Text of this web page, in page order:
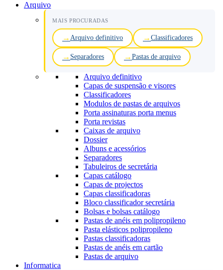
Arquivo
MAIS PROCURADAS
Arquivo definitivo Classificadores
Separadores Pastas de arquivo
Arquivo definitivo
Capas de suspensão e visores
Classificadores
Modulos de pastas de arquivos
Porta assinaturas porta menus
Porta revistas
Caixas de arquivo
Dossier
Albuns e acessórios
Separadores
Tabuleiros de secretária
Capas catálogo
Capas de projectos
Capas classificadoras
Bloco classificador secretária
Bolsas e bolsas catálogo
Pastas de anéis em polipropileno
Pasta elásticos polipropileno
Pastas classificadoras
Pastas de anéis em cartão
Pastas de arquivo
Informatica